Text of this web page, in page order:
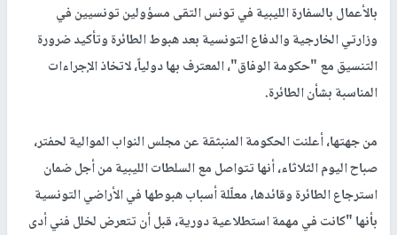
بالأعمال بالسفارة الليبية في تونس التقى مسؤولين تونسيين في
وزارتي الخارجية والدفاع التونسية بعد هبوط الطائرة وتأكيد ضرورة
التنسيق مع "حكومة الوفاق"، المعترف بها دولياً، لاتخاذ الإجراءات
المناسبة بشأن الطائرة.
من جهتها، أعلنت الحكومة المنبثقة عن مجلس النواب الموالية لحفتر،
صباح اليوم الثلاثاء، أنها تتواصل مع السلطات الليبية من أجل ضمان
استرجاع الطائرة وقائدها، معلّلة أسباب هبوطها في الأراضي التونسية
بأنها "كانت في مهمة استطلاعية دورية، قبل أن تتعرض لخلل فني أدى